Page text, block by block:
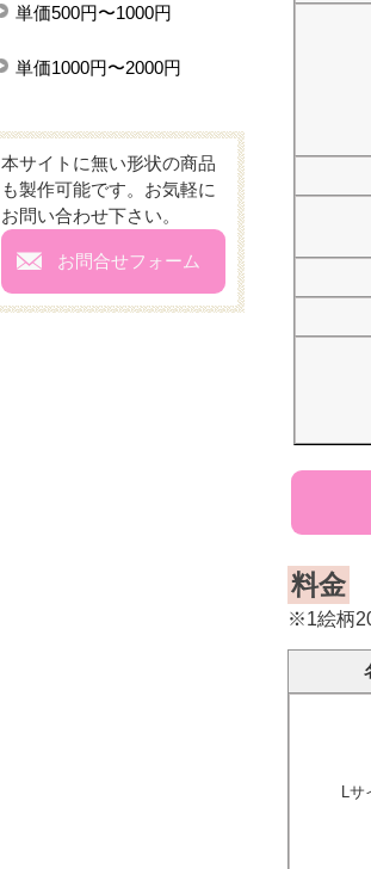
料金
※1絵柄
Lサ
単価500円〜1000円
単価1000円〜2000円
本サイトに無い形状の商品
も製作可能です。お気軽に
お問い合わせ下さい。
mail お問合せフォーム